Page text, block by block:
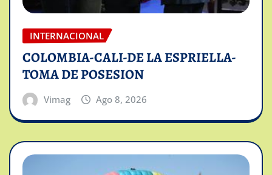
INTERNACIONAL
COLOMBIA-CALI-DE LA ESPRIELLA-
TOMA DE POSESION
Vimag Ago 8, 2026